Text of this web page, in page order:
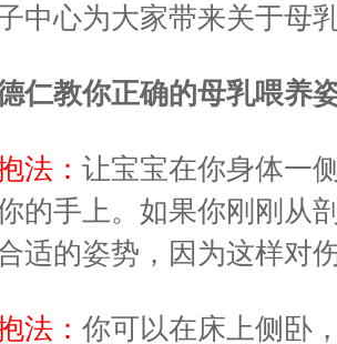
中心为大家带来关于母
仁教你正确的母乳喂养
法： 让宝宝在你身体一
的手上。如果你刚刚从
适的姿势，因为这样对
法： 你可以在床上侧卧